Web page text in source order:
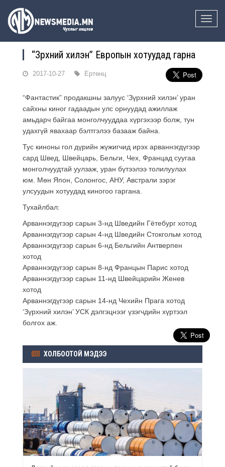
Toggle
“Зүрхний хилэн” Европын хотуудад гарна
2017-10-27 Ертөнц
“Фантастик” продакшны залуус ‘Зүрхний хилэн’ уран
сайхны киног гадаадын улс орнуудад ажиллаж
амьдарч байгаа монголчууддаа хүргэхээр болж, тун
удахгүй явахаар бэлтгэлээ базааж байна.
Тус киноны гол дүрийн жүжигчид ирэх арваннэгдүгээр
сард Швед, Швейцарь, Бельги, Чех, Францад суугаа
монголчуудтай уулзаж, уран бүтээлээ толилуулах
юм. Мөн Япон, Солонгос, АНУ, Австрали зэрэг
улсуудын хотуудад киногоо гаргана.
Тухайлбал:
Арваннэгдүгээр сарын 3-нд Шведийн Гётебург хотод​​​​​​​
Арваннэгдүгээр сарын 4-нд Шведийн Стокгольм хотод
Арваннэгдүгээр сарын 6-нд Бельгийн Антверпен
хотод
Арваннэгдүгээр сарын 8-нд Францын Парис хотод
Арваннэгдүгээр сарын 11-нд Швейцарийн Женев
хотод
Арваннэгдүгээр сарын 14-нд Чехийн Прага хотод
‘Зүрхний хилэн’ УСК дэлгэцнээг үзэгчдийн хүртээл
болгох аж.
ХОЛБООТОЙ МЭДЭЭ